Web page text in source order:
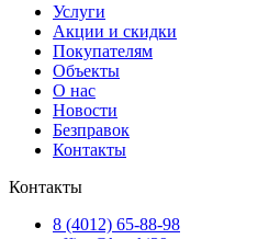
Услуги
Акции и скидки
Покупателям
Объекты
О нас
Новости
Безправок
Контакты
Контакты
8 (4012) 65-88-98